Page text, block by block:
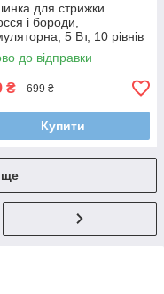
для стрижки
і бороди,
5 Вт, 10 рівнів
1 насадка,
чорна
до відправки
₴ 699 ₴
Купити
ще